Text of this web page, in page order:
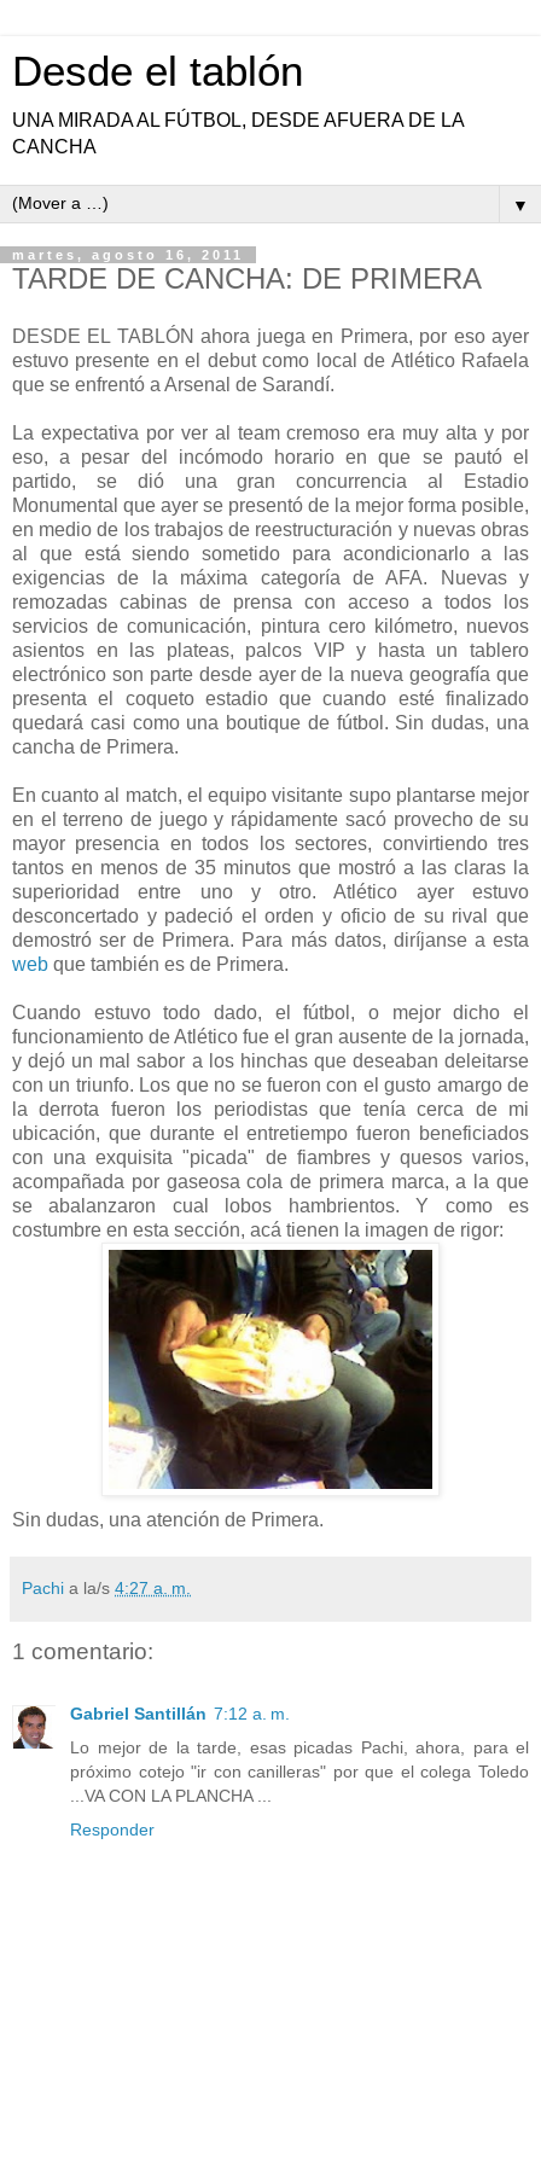
Desde el tablón
UNA MIRADA AL FÚTBOL, DESDE AFUERA DE LA
CANCHA
▼
martes, agosto 16, 2011
TARDE DE CANCHA: DE PRIMERA
DESDE EL TABLÓN ahora juega en Primera, por eso ayer
estuvo presente en el debut como local de Atlético Rafaela
que se enfrentó a Arsenal de Sarandí.
La expectativa por ver al team cremoso era muy alta y por
eso, a pesar del incómodo horario en que se pautó el
partido, se dió una gran concurrencia al Estadio
Monumental que ayer se presentó de la mejor forma posible,
en medio de los trabajos de reestructuración y nuevas obras
al que está siendo sometido para acondicionarlo a las
exigencias de la máxima categoría de AFA. Nuevas y
remozadas cabinas de prensa con acceso a todos los
servicios de comunicación, pintura cero kilómetro, nuevos
asientos en las plateas, palcos VIP y hasta un tablero
electrónico son parte desde ayer de la nueva geografía que
presenta el coqueto estadio que cuando esté finalizado
quedará casi como una boutique de fútbol. Sin dudas, una
cancha de Primera.
En cuanto al match, el equipo visitante supo plantarse mejor
en el terreno de juego y rápidamente sacó provecho de su
mayor presencia en todos los sectores, convirtiendo tres
tantos en menos de 35 minutos que mostró a las claras la
superioridad entre uno y otro. Atlético ayer estuvo
desconcertado y padeció el orden y oficio de su rival que
demostró ser de Primera. Para más datos, diríjanse a esta
web que también es de Primera.
Cuando estuvo todo dado, el fútbol, o mejor dicho el
funcionamiento de Atlético fue el gran ausente de la jornada,
y dejó un mal sabor a los hinchas que deseaban deleitarse
con un triunfo. Los que no se fueron con el gusto amargo de
la derrota fueron los periodistas que tenía cerca de mi
ubicación, que durante el entretiempo fueron beneficiados
con una exquisita "picada" de fiambres y quesos varios,
acompañada por gaseosa cola de primera marca, a la que
se abalanzaron cual lobos hambrientos. Y como es
costumbre en esta sección, acá tienen la imagen de rigor:
Sin dudas, una atención de Primera.
Pachi a la/s 4:27 a. m.
1 comentario:
Gabriel Santillán 7:12 a. m.
Lo mejor de la tarde, esas picadas Pachi, ahora, para el
próximo cotejo "ir con canilleras" por que el colega Toledo
...VA CON LA PLANCHA ...
Responder